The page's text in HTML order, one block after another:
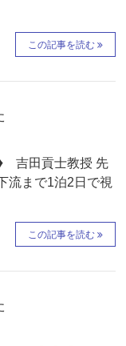
この記事を読む
吉田貢士教授 先
流まで1泊2日で視
この記事を読む